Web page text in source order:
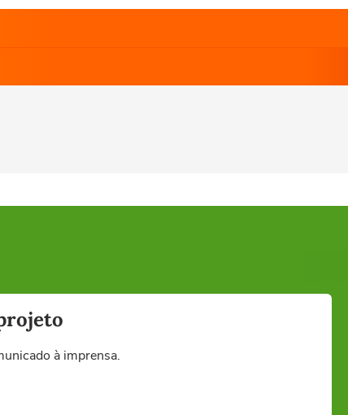
à imprensa.